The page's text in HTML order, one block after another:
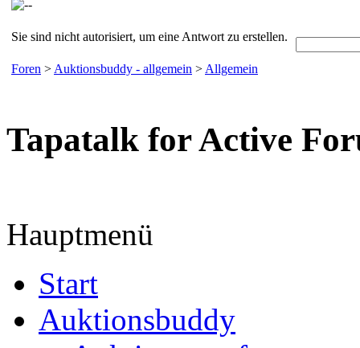
Sie sind nicht autorisiert, um eine Antwort zu erstellen.
Foren > Auktionsbuddy - allgemein > Allgemein
Tapatalk for Active
Hauptmenü
Start
Auktionsbuddy